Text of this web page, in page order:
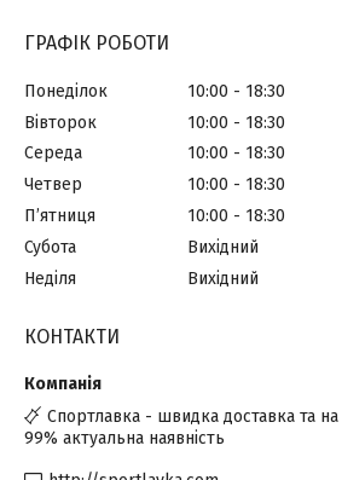
ГРАФІК РОБОТИ
Понеділок 10:00
18:30
Вівторок
10:00
18:30
Середа
10:00
18:30
Четвер
10:00
18:30
Пʼятниця
10:00
18:30
Субота
Вихідний
Неділя
Вихідний
КОНТАКТИ
Спортлавка - швидка доставка та на
99% актуальна наявність